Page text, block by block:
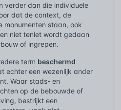
verder dan die individuele
dat de context, de
monumenten staan, ook
niet teniet wordt gedaan
of ingrepen.
term beschermd
echter een wezenlijk ander
Waar stads- en
op de bebouwde of
bestrijkt een